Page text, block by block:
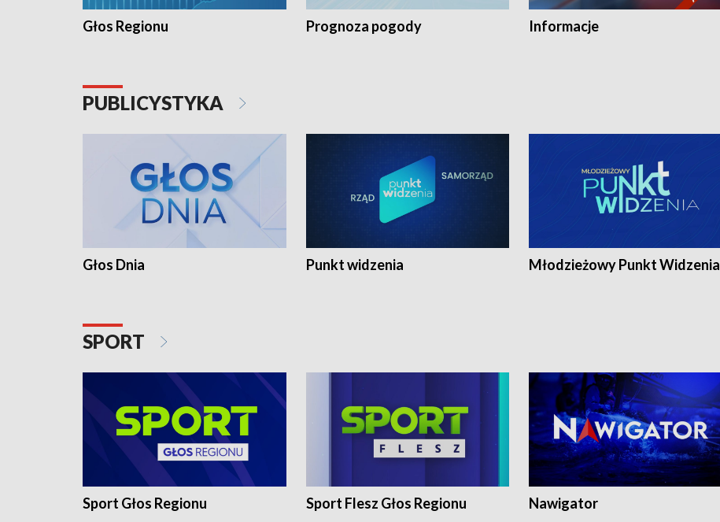
Głos Regionu Prognoza pogody Informacje
PUBLICYSTYKA
Głos Dnia Punkt widzenia Młodzieżowy Punkt Widzenia
SPORT
Sport Głos Regionu Sport Flesz Głos Regionu Nawigator